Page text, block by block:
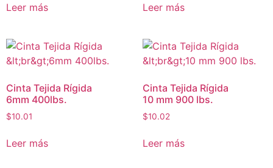
Leer más Leer más
Cinta Tejida Rígida
6mm 400lbs.
$10.01
Leer más
Cinta Tejida Rígida
10 mm 900 lbs.
$10.02
Leer más